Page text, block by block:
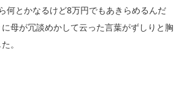
何とかなるけど8万円でもあきらめるんだ
母が冗談めかして云った言葉がずしりと胸
。